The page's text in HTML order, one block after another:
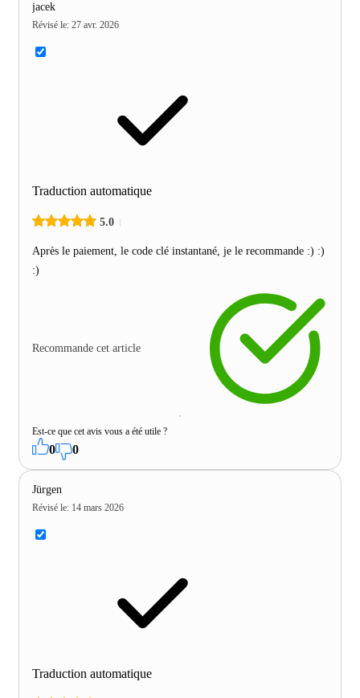
jacek
Révisé le: 27 avr. 2026
Traduction automatique
5.0
Après le paiement, le code clé instantané, je le recommande :) :)
:)
Recommande cet article
Est-ce que cet avis vous a été utile ?
0 0
Jürgen
Révisé le: 14 mars 2026
Traduction automatique